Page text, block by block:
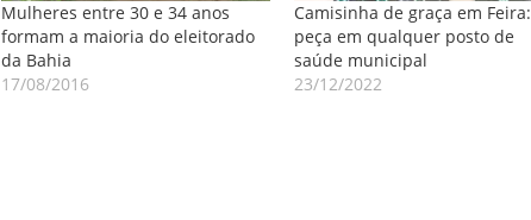
Mulheres entre 30 e 34 anos
formam a maioria do eleitorado
da Bahia
17/08/2016
Camisinha de graça em Feira:
peça em qualquer posto de
saúde municipal
23/12/2022